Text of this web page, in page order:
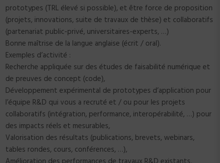
prototypes (TRL élevé si possible), et être force de proposition
(projets, innovations, suite de travaux de thèse) et collaboratifs
(partenariat public-privé, universitaires-experts, …)
Bonne maîtrise de la langue anglaise (écrit / oral).
Exemples d’activité :
Recherche appliquée sur des études de faisabilité numérique et
de preuves de concept (code),
Développement expérimental de prototypes d’application pour
l’équipe R&D qui vous a recruté et / ou pour les projets
collaboratifs (intégration, performance, interopérabilité, …) pour
des impacts réels et mesurables,
Valorisation des résultats (publications, brevets, webinars,
tables rondes, cours, conférences, …),